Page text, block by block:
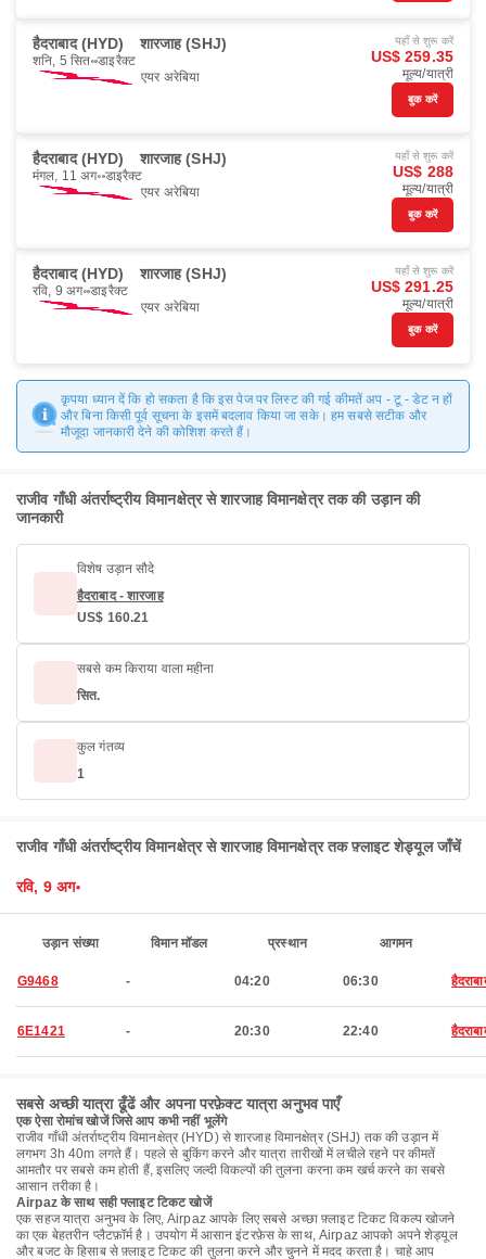
हैदराबाद (HYD) शारजाह (SHJ)
शनि, 5 सित॰ डाइरैक्ट
एयर अरेबिया
यहाँ से शुरू करें
US$ 259.35
मूल्य/यात्री
बुक करें
हैदराबाद (HYD) शारजाह (SHJ)
मंगल, 11 अग॰ डाइरैक्ट
एयर अरेबिया
यहाँ से शुरू करें
US$ 288
मूल्य/यात्री
बुक करें
हैदराबाद (HYD) शारजाह (SHJ)
रवि, 9 अग॰ डाइरैक्ट
एयर अरेबिया
यहाँ से शुरू करें
US$ 291.25
मूल्य/यात्री
बुक करें
कृपया ध्यान दें कि हो सकता है कि इस पेज पर लिस्ट की गई कीमतें अप - टू - डेट न हों
और बिना किसी पूर्व सूचना के इसमें बदलाव किया जा सके। हम सबसे सटीक और
मौजूदा जानकारी देने की कोशिश करते हैं।
राजीव गाँधी अंतर्राष्ट्रीय विमानक्षेत्र से शारजाह विमानक्षेत्र तक की उड़ान की
जानकारी
विशेष उड़ान सौदे
हैदराबाद - शारजाह
US$ 160.21
सबसे कम किराया वाला महीना
सित.
कुल गंतव्य
1
राजीव गाँधी अंतर्राष्ट्रीय विमानक्षेत्र से शारजाह विमानक्षेत्र तक फ़्लाइट शेड्यूल जाँचें
रवि, 9 अग॰
उड़ान संख्या विमान मॉडल प्रस्थान आगमन
G9468 - 04:20 06:30
6E1421 - 20:30 22:40
सबसे अच्छी यात्रा ढूँढें और अपना परफ़ेक्ट यात्रा अनुभव पाएँ
एक ऐसा रोमांच खोजें जिसे आप कभी नहीं भूलेंगे
राजीव गाँधी अंतर्राष्ट्रीय विमानक्षेत्र (HYD) से शारजाह विमानक्षेत्र (SHJ) तक की उड़ान में
लगभग 3h 40m लगते हैं। पहले से बुकिंग करने और यात्रा तारीखों में लचीले रहने पर कीमतें
आमतौर पर सबसे कम होती हैं, इसलिए जल्दी विकल्पों की तुलना करना कम खर्च करने का सबसे
आसान तरीका है।
Airpaz के साथ सही फ्लाइट टिकट खोजें
एक सहज यात्रा अनुभव के लिए, Airpaz आपके लिए सबसे अच्छा फ़्लाइट टिकट विकल्प खोजने
का एक बेहतरीन प्लैटफ़ॉर्म है। उपयोग में आसान इंटरफ़ेस के साथ, Airpaz आपको अपने शेड्यूल
और बजट के हिसाब से फ़्लाइट टिकट की तुलना करने और चुनने में मदद करता है। चाहे आप